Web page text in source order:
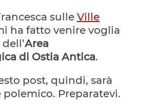
sulle Ville
ha fatto venire voglia
Area
di Ostia Antica.
post, quindi, sarà
Preparatevi.